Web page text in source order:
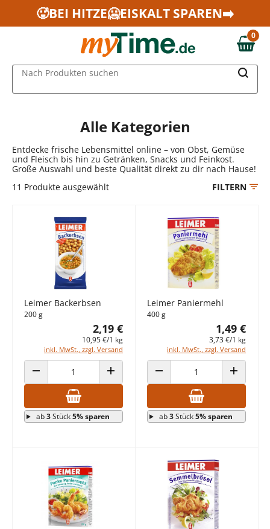
Zum Hauptinhalt springen
Zur Navigation springen
Zur Suche springen
🥵BEI HITZE🥶EISKALT SPAREN➡️
0,00 €
0
Nach Produkten suchen
Alle Kategorien
Entdecke frische Lebensmittel online – von Obst, Gemüse
und Fleisch bis hin zu Getränken, Snacks und Feinkost.
Große Auswahl und beste Qualität direkt zu dir nach Hause!
11 Produkte ausgewählt FILTERN
Leimer Backerbsen
200 g
2,19 €
10,95 €/1 kg
inkl. MwSt., zzgl. Versand
ANZAHL VERRINGERN ANZAHL ERHÖHEN
ab3Stück5% sparen
Leimer Paniermehl
400 g
1,49 €
3,73 €/1 kg
inkl. MwSt., zzgl. Versand
ANZAHL VERRINGERN ANZAHL
ab3Stück5% sparen